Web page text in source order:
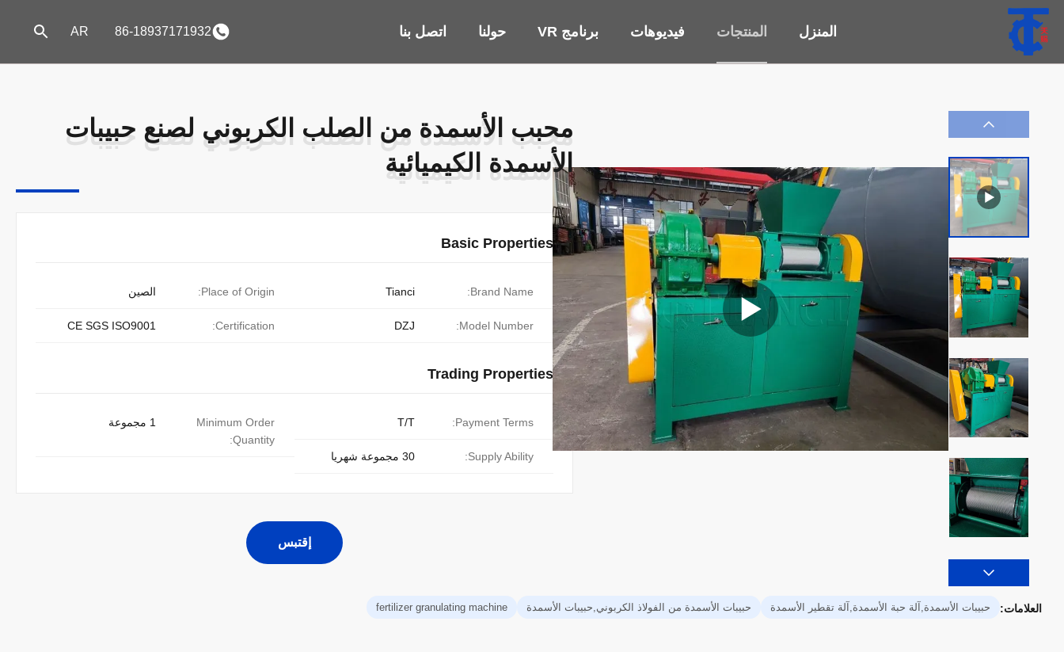
المنزل المنتجات فيديوهات برنامج VR حولنا اتصل بنا 86-18937171932
AR
محبب الأسمدة من الصلب الكربوني لصنع حبيبات
الأسمدة الكيميائية
محبب الأسمدة من الصلب الكربوني لصنع حبيبات
الأسمدة الكيميائية
Basic Properties
Place of Origin: الصين Brand Name:
Tianci
Certification:
CE SGS ISO9001 Model Number:
DZJ
Trading Properties
Minimum Order
Quantity:
1 مجموعة Payment Terms:
T/T
Supply Ability: 30 مجموعة شهريا
إقتبس
العلامات: حبيبات الأسمدة,آلة حبة الأسمدة,آلة تقطير الأسمدة حبيبات الأسمدة من الفولاذ الكربوني,حبيبات الأسمدة fertilizer granulating machine